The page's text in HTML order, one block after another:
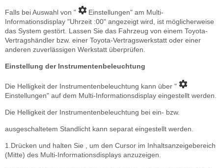
Falls bei Auswahl von "
Einstellungen" am Multi-
Informationsdisplay "Uhrzeit :00" angezeigt wird, ist möglicherweise
das System gestört. Lassen Sie das Fahrzeug von einem Toyota-
Vertragshändler bzw. einer Toyota-Vertragswerkstatt oder einer
anderen zuverlässigen Werkstatt überprüfen.
Einstellung der Instrumentenbeleuchtung
Die Helligkeit der Instrumentenbeleuchtung kann über "
Einstellungen" auf dem Multi-Informationsdisplay eingestellt werden.
Die Helligkeit der Instrumentenbeleuchtung bei ein- bzw.
ausgeschaltetem Standlicht kann separat eingestellt werden.
1.Drücken und halten Sie , um den Cursor im Inhaltsanzeigebereich
(Mitte) des Multi-Informationsdisplays anzuzeigen.